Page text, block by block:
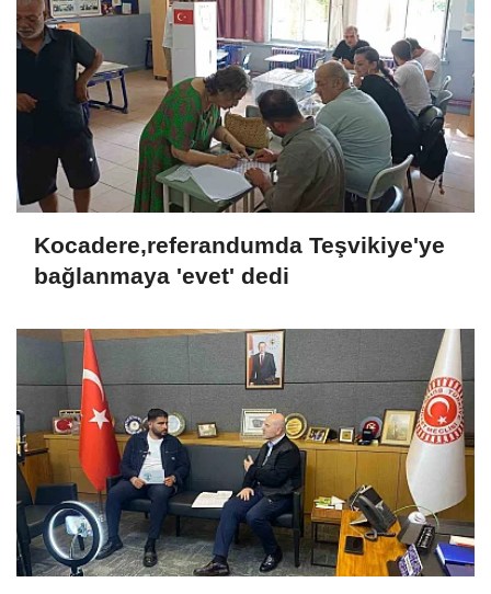
Kocadere,referandumda Teşvikiye'ye
bağlanmaya 'evet' dedi